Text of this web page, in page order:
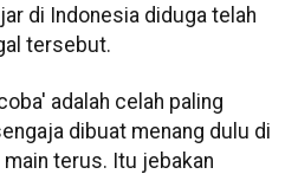
di Indonesia diduga telah
tersebut.
adalah celah paling
dibuat menang dulu di
main terus. Itu jebakan